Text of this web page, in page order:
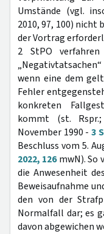
Umstände (vgl.
2010, 97, 100) nicht
der Vortrag
2 StPO
wenn eine dem
Fehler
konkreten
kommt (st.
November 1990 - 3
Beschluss vom 5.
2022, 126mwN). So
die Anwesenheit
Beweisaufnahme
den von der
Normalfall dar; es
davon abgewichen